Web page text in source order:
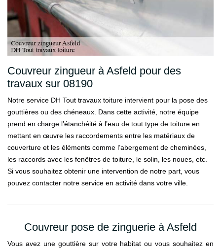
Couvreur zingueur à Asfeld pour des
travaux sur 08190
Notre service DH Tout travaux toiture intervient pour la pose des
gouttières ou des chéneaux. Dans cette activité, notre équipe
prend en charge l’étanchéité à l’eau de tout type de toiture en
mettant en œuvre les raccordements entre les matériaux de
couverture et les éléments comme l’abergement de cheminées,
les raccords avec les fenêtres de toiture, le solin, les noues, etc.
Si vous souhaitez obtenir une intervention de notre part, vous
pouvez contacter notre service en activité dans votre ville.
Couvreur pose de zinguerie à Asfeld
Vous avez une gouttière sur votre habitat ou vous souhaitez en